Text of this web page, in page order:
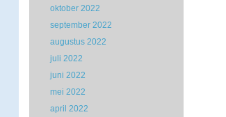
oktober 2022
september 2022
augustus 2022
juli 2022
juni 2022
mei 2022
april 2022